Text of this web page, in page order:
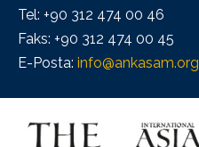
Tel: +90 312 474 00 46
Faks: +90 312 474 00 45
E-Posta: info@ankasam.org